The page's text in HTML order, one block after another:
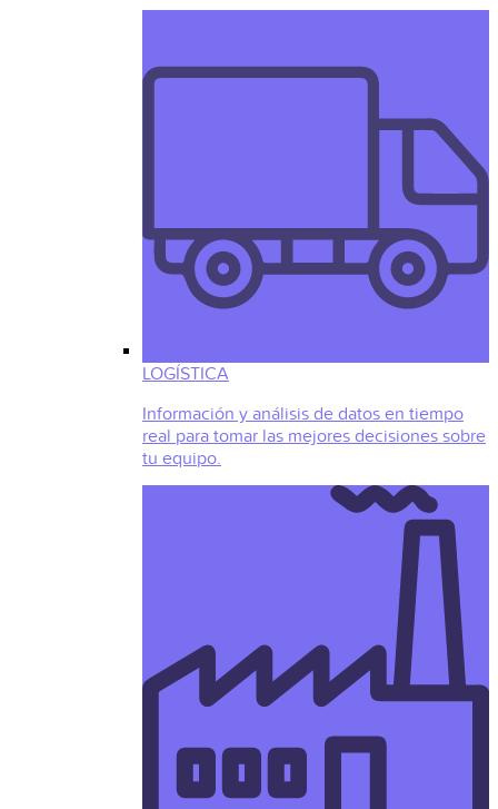
LOGÍSTICA
Información y análisis de datos en tiempo
real para tomar las mejores decisiones sobre
tu equipo.